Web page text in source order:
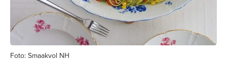
Foto: Smaakvol NH